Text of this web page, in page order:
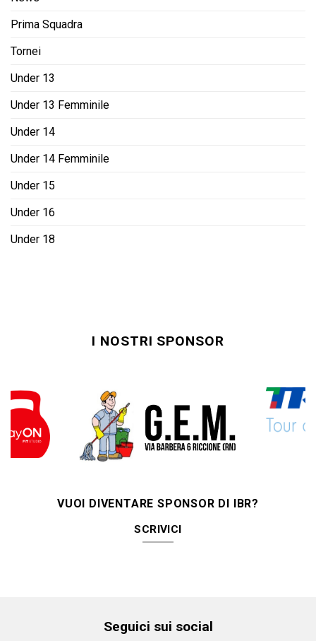
Prima Squadra
Tornei
Under 13
Under 13 Femminile
Under 14
Under 14 Femminile
Under 15
Under 16
Under 18
I NOSTRI SPONSOR
VUOI DIVENTARE SPONSOR DI IBR?
SCRIVICI
Seguici sui social